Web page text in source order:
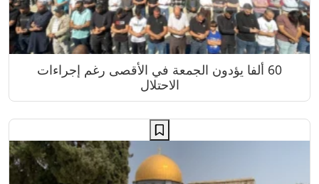
60 ألفا يؤدون الجمعة في الأقصى رغم إجراءات
الاحتلال